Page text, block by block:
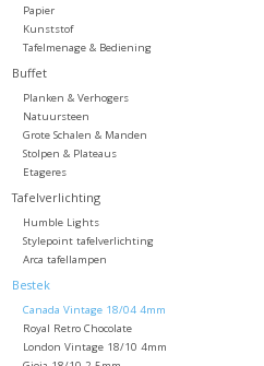
Papier
Kunststof
Tafelmenage & Bediening
Buffet
Planken & Verhogers
Natuursteen
Grote Schalen & Manden
Stolpen & Plateaus
Etageres
Tafelverlichting
Humble Lights
Stylepoint tafelverlichting
Arca tafellampen
Bestek
Canada Vintage 18/04 4mm
Royal Retro Chocolate
London Vintage 18/10 4mm